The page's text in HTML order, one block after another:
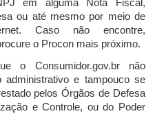
em alguma Nota Fiscal,
ou até mesmo por meio de
Caso não encontre,
o Procon mais próximo.
o Consumidor.gov.br não
administrativo e tampouco se
pelos Órgãos de Defesa
e Controle, ou do Poder